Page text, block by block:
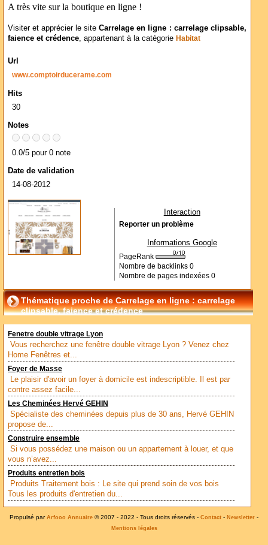
A très vite sur la boutique en ligne !
Visiter et apprécier le siteCarrelage en ligne : carrelage clipsable,
faience et crédence, appartenant à la catégorie Habitat
Url
www.comptoirducerame.com
Hits
30
Notes
0.0/5 pour 0 note
Date de validation
14-08-2012
Interaction
Reporter un problème
Informations Google
PageRank
Nombre de backlinks 0
Nombre de pages indexées 0
Thématique proche de Carrelage en ligne : carrelage
clipsable, faience et crédence
Fenetre double vitrage Lyon
Vous recherchez une fenêtre double vitrage Lyon ? Venez chez
Home Fenêtres et...
Foyer de Masse
Le plaisir d'avoir un foyer à domicile est indescriptible. Il est par
contre assez facile...
Les Cheminées Hervé GEHIN
Spécialiste des cheminées depuis plus de 30 ans, Hervé GEHIN
propose de...
Construire ensemble
Si vous possédez une maison ou un appartement à louer, et que
vous n’avez...
Produits entretien bois
Produits Traitement bois : Le site qui prend soin de vos bois
Tous les produits d'entretien du...
Propulsé par Arfooo Annuaire © 2007 - 2022 - Tous droits réservés - Contact - Newsletter -
Mentions légales